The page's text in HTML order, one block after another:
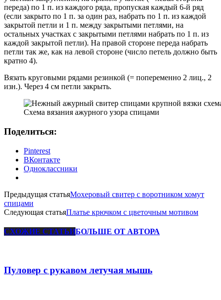
переда) по 1 п. из каждого ряда, пропуская каждый 6-й ряд
(если закрыто по 1 п. за один раз, набрать по 1 п. из каждой
закрытой петли и 1 п. между закрытыми петлями, на
остальных участках с закрытыми петлями набрать по 1 п. из
каждой закрытой петли). На правой стороне переда набрать
петли так же, как на левой стороне (число петель должно быть
кратно 4).
Вязать круговыми рядами резинкой (= попеременно 2 лиц., 2
изн.). Через 4 см петли закрыть.
Схема вязания ажурного узора спицами
Поделиться:
Pinterest
ВКонтакте
Одноклассники
Предыдущая статьяМохеровый свитер с воротником хомут
спицами
Следующая статьяПлатье крючком с цветочным мотивом
СХОЖИЕ СТАТЬИБОЛЬШЕ ОТ АВТОРА
Пуловер с рукавом летучая мышь